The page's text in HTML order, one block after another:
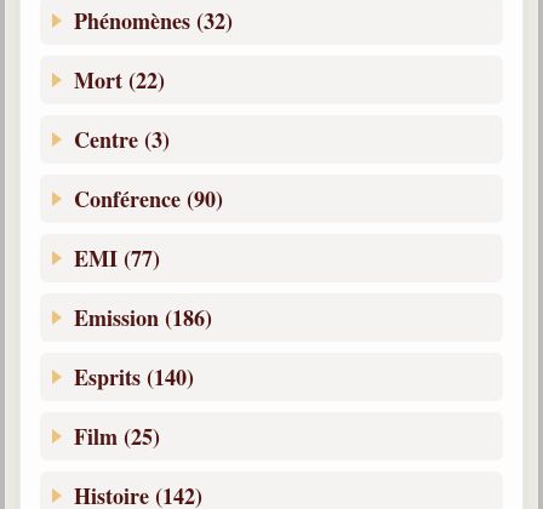
Phénomènes (32)
Mort (22)
Centre (3)
Conférence (90)
EMI (77)
Emission (186)
Esprits (140)
Film (25)
Histoire (142)